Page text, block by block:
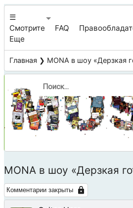
☰
Смотрите
Еще
FAQ
Главная ❯ MONA в шоу «Дерзкая
MONA в шоу «Дерзкая
Комментарии закрыты